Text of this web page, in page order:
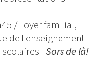
/ Foyer familial,
de l'enseignement
-Sors de là!